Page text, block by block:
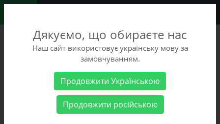
+38 (068) 486-90-09
+38 (093) 486-90-09
Мужские товары Мужская обувь Зимняя обувь
кроссовки KaDaR 4250988-Ш
Дякуємо, що обираєте нас
Наш сайт використовує українську мову за
замовчуванням.
Продовжити Українською
Продовжити російською